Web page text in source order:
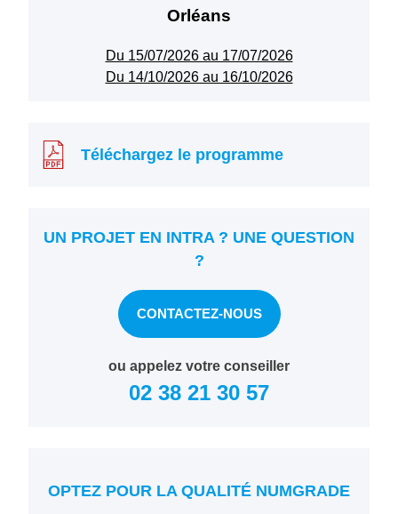
Orléans
Du 15/07/2026 au 17/07/2026
Du 14/10/2026 au 16/10/2026
Téléchargez le programme
UN PROJET EN INTRA ? UNE QUESTION
?
CONTACTEZ-NOUS
ou appelez votre conseiller
02 38 21 30 57
OPTEZ POUR LA QUALITÉ NUMGRADE